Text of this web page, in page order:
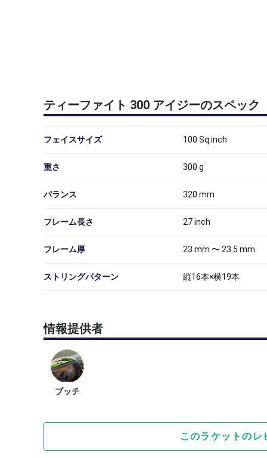
ティーファイト 300 アイジーのスペック
フェイスサイズ 100 Sq.inch
重さ 300 g
バランス 320 mm
フレーム長さ 27inch
フレーム厚 23 mm 〜 23.5 mm
ストリングパターン 縦16本×横19本
情報提供者
ブッチ
このラケットのレ